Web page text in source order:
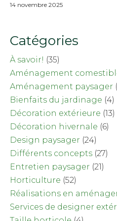
14 novembre 2025
Catégories
À savoir! (35)
Aménagement
Aménagement paysager
Bienfaits du jardinage (4)
Décoration extérieure (13)
Décoration hivernale (6)
Design paysager (24)
Différents concepts (27)
Entretien paysager (21)
Horticulture (52)
Réalisations en
Services de designer